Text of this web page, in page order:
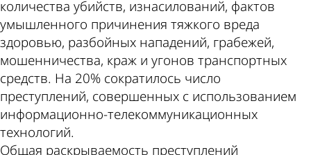
количества убийств, изнасилований, фактов
умышленного причинения тяжкого вреда
здоровью, разбойных нападений, грабежей,
мошенничества, краж и угонов транспортных
средств. На 20% сократилось число
преступлений, совершенных с использованием
информационно­-телекоммуникационных
технологий.
Общая раскрываемость преступлений
теме
Пензе